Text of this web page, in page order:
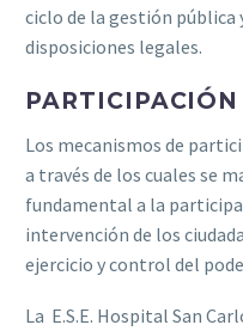
ciclo de la gestión
disposiciones legales.
Los mecanismos de
a través de los cuales se
fundamental a la
intervención de los
ejercicio y control del
La E.S.E. Hospital San